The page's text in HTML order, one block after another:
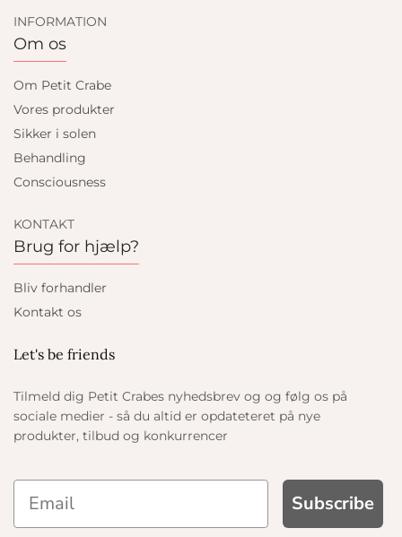
INFORMATION
Om os
Om Petit Crabe
Vores produkter
Sikker i solen
Behandling
Consciousness
KONTAKT
Brug for hjælp?
Bliv forhandler
Kontakt os
Let's be friends
Tilmeld dig Petit Crabes nyhedsbrev og og følg os på
sociale medier - så du altid er opdateteret på nye
produkter, tilbud og konkurrencer
Subscribe